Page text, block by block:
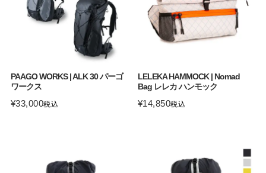
PAAGO WORKS | ALK 30 パーゴ
ワークス
¥33,000税込
LELEKA HAMMOCK | Nomad
Bag レレカ ハンモック
¥14,850税込